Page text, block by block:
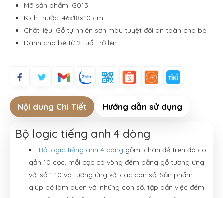
Mã sản phẩm: G013
Kích thước: 46x18x10 cm
Chất liệu: Gỗ tự nhiên sơn màu tuyệt đối an toàn cho bé
Dành cho bé từ 2 tuổi trở lên
Nội dung Chi Tiết Hướng dẫn sử dụng
Bộ logic tiếng anh 4 dòng
Bộ logic tiếng anh 4 dòng gồm: chân đế trên đó có
gắn 10 cọc, mỗi cọc có vòng đếm bằng gỗ tương ứng
với số 1-10 và tương ứng với các con số. Sản phẩm
giúp bé làm quen với những con số, tập dần việc đếm